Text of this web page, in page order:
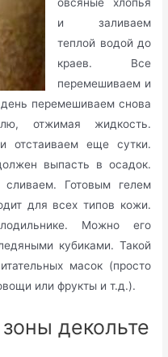
овсяные хлопья
и заливаем
теплой водой до
краев. Все
перемешиваем и
перемешиваем снова
отжимая жидкость.
отстаиваем еще сутки.
выпасть в осадок.
Готовым гелем
для всех типов кожи.
Можно его
кубиками. Такой
масок (просто
или фрукты и т.д.).
декольте